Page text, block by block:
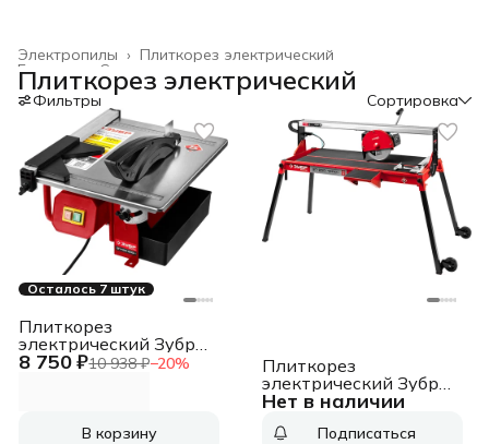
Плиткорез электрический
Электропилы ›
Строительство и ремонт
Главная
Плиткорез электрический
Фильтры Сортировка
Осталось 7 штук
8 750 ₽10 938 ₽−20%
Плиткорез
электрический Зубр
Мастер ЭП-180-600Н
В корзину
Нет в наличии
Плиткорез
электрический Зубр
Мастер ЭП-250-1200С
Подписаться